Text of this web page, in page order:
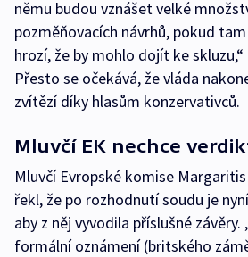
němu budou vznášet velké
pozměňovacích návrhů, pokud
hrozí, že by mohlo dojít ke
Přesto se očekává, že vláda
zvítězí díky hlasům konzervativců.
Mluvčí EK nechce
Mluvčí Evropské komise
řekl, že po rozhodnutí soudu je
aby z něj vyvodila příslušné závěry.
formální oznámení (britského